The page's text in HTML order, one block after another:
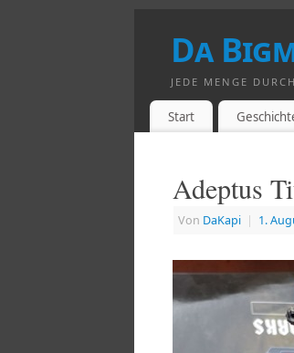
Da
JEDE MENGE
Start
Adeptus
Von DaKapi | 1.